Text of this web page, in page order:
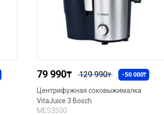
79 990₸ 129 990₸ -50 000₸
Центрифужная соковыжималка
VitaJuice 3 Bosch
MES3500